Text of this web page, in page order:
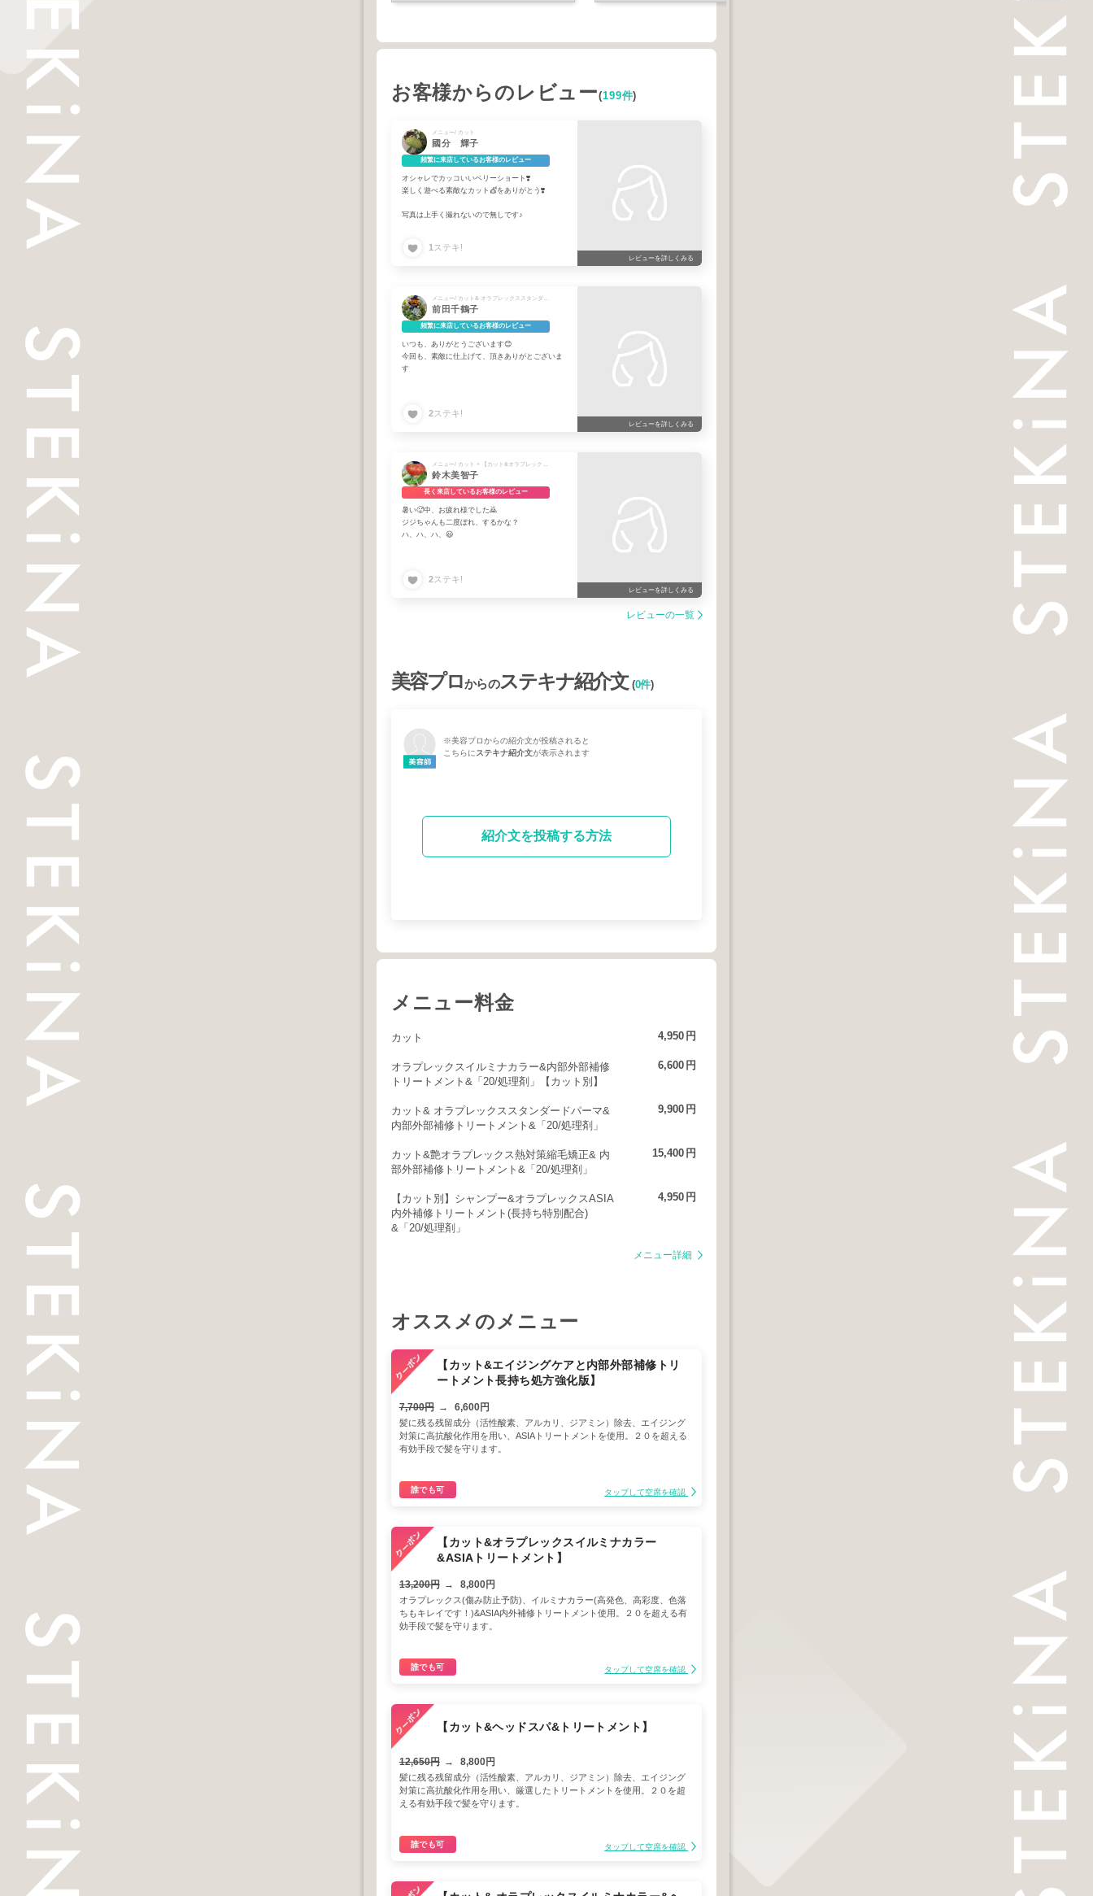
お客様からのレビュー(199件)
メニュー/ カット
國分 輝子
頻繁に来店しているお客様のレビュー
オシャレでカッコいいベリーショート❣️
楽しく遊べる素敵なカット💇をありがとう❣️
写真は上手く撮れないので無しです♪
1 ステキ!
レビューを詳しくみる
前田千鶴子
頻繁に来店しているお客様のレビュー
いつも、ありがとうございます😊
今回も、素敵に仕上げて、頂きありがとございま
す
2ステキ!
レビューを詳しくみる
鈴木美智子
長く来店しているお客様のレビュー
暑い🥵中、お疲れ様でした🙇
ジジちゃんも二度ぼれ、するかな？
ハ、ハ、ハ、😃
2ステキ!
レビューを詳しくみる
レビューの一覧
美容プロからのステキナ紹介文(0件)
※美容プロからの紹介文が投稿されると
こちらにステキナ紹介文が表示されます
紹介文を投稿する方法
メニュー料金
カット 4,950 円
オラプレックスイルミナカラー&内部外部補修
トリートメント&「20/処理剤」【カット別】
6,600 円
カット& オラプレックススタンダードパーマ&
内部外部補修トリートメント&「20/処理剤」
9,900 円
カット&艶オラプレックス熱対策縮毛矯正& 内
部外部補修トリートメント&「20/処理剤」
15,400 円
【カット別】シャンプー&オラプレックスASIA
内外補修トリートメント(長持ち特別配合)
&「20/処理剤」
4,950 円
メニュー詳細
オススメのメニュー
【カット&エイジングケアと内部外部補修トリ
ートメント長持ち処方強化版】
7,700円 → 6,600円
髪に残る残留成分（活性酸素、アルカリ、ジアミン）除去、エイジング
対策に高抗酸化作用を用い、ASIAトリートメントを使用。２０を超える
有効手段で髪を守ります。
誰でも可 タップして空席を確認
【カット&オラプレックスイルミナカラー
&ASIAトリートメント】
13,200円 → 8,800円
オラプレックス(傷み防止予防)、イルミナカラー(高発色、高彩度、色落
ちもキレイです！)&ASIA内外補修トリートメント使用。２０を超える有
効手段で髪を守ります。
誰でも可 タップして空席を確認
【カット&ヘッドスパ&トリートメント】
12,650円 → 8,800円
髪に残る残留成分（活性酸素、アルカリ、ジアミン）除去、エイジング
対策に高抗酸化作用を用い、厳選したトリートメントを使用。２０を超
える有効手段で髪を守ります。
誰でも可 タップして空席を確認